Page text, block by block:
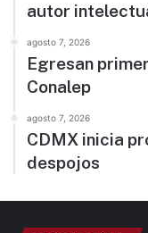
autor
agosto 7, 2026
Egresan
Conalep
agosto 7, 2026
CDMX inicia
despojos